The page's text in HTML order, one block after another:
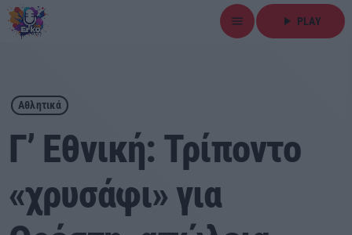
menu play_arrow PLAY
close
play_arrow ΕΡΚΟ
Αρχική
Εκπομπές
Αθλητικά
Γ’ Εθνική: Τρίποντο
«χρυσάφι» για